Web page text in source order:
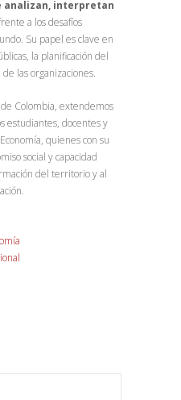
analizan, interpretan
a los desafíos
Su papel es clave en
la planificación del
las organizaciones.
Colombia, extendemos
estudiantes, docentes y
quienes con su
social y capacidad
del territorio y al